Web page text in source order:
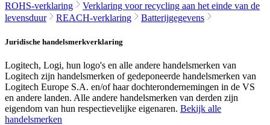
ROHS-verklaring
Verklaring voor recycling aan het einde van de
levensduur
REACH-verklaring Batterijgegevens
Juridische handelsmerkverklaring
Logitech, Logi, hun logo's en alle andere handelsmerken van
Logitech zijn handelsmerken of gedeponeerde handelsmerken van
Logitech Europe S.A. en/of haar dochterondernemingen in de VS
en andere landen. Alle andere handelsmerken van derden zijn
eigendom van hun respectievelijke eigenaren. Bekijk alle
handelsmerken